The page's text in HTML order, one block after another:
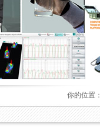
你的位置：